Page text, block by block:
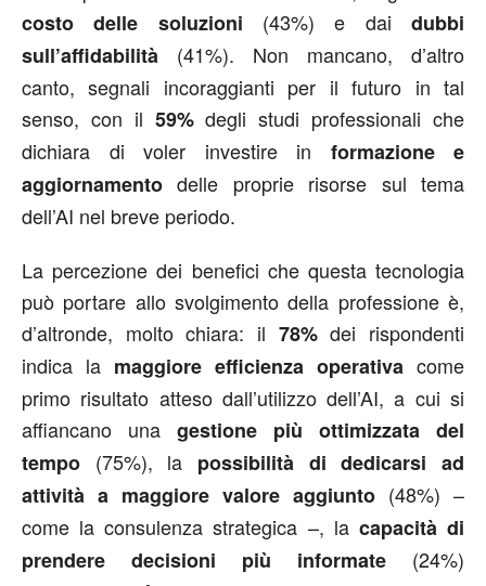
costo delle soluzioni (43%) e daidubbi
sull’affidabilità (41%). Non mancano, d’altro
canto, segnali incoraggianti per il futuro in tal
senso, con il 59%degli studi professionali che
dichiara di voler investire in formazione e
aggiornamento delle proprie risorse sul tema
dell’AI nel breve periodo.
La percezione dei benefici che questa tecnologia
può portare allo svolgimento della professione è,
d’altronde, molto chiara: il 78%dei rispondenti
indica la maggiore efficienza operativa come
primo risultato atteso dall’utilizzo dell’AI, a cui si
affiancano una gestione più ottimizzata del
tempo (75%), la possibilità di dedicarsi ad
attività a maggiore valore aggiunto (48%) –
come la consulenza strategica –, la capacità di
prendere decisioni più informate (24%)